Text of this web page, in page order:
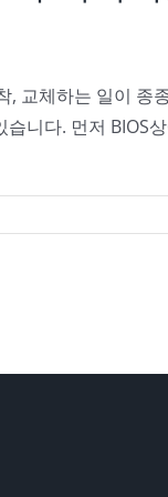
, 교체하는 일이
니다. 먼저 BIOS